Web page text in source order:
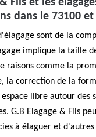
Fils et les
dans le 73100
sont de la
implique la taille
raisons comme la
la correction de la
libre autour des
G.B Elagage & Fils
à élaguer et